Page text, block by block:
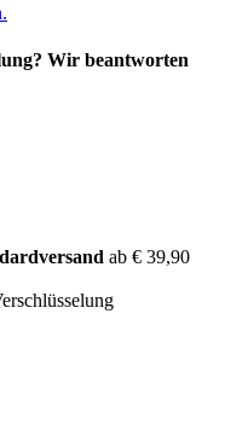
Wir beantworten
ab € 39,90